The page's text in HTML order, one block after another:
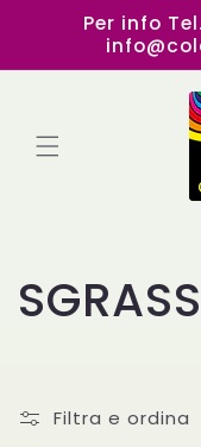
direttamente
ai contenuti
Per info
C
l
Filtra e ordina